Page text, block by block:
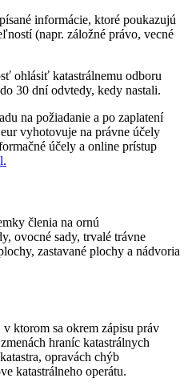
informácie, ktoré poukazujú
(napr. záložné právo, vecné
ohlásiť katastrálnemu odboru
30 dní odvtedy, kedy nastali.
na požiadanie a po zaplatení
vyhotovuje na právne účely
účely a online prístup
členia na ornú
ovocné sady, trvalé trávne
zastavané plochy a nádvoria
v ktorom sa okrem zápisu práv
hraníc katastrálnych
opravách chýb
katastrálneho operátu.